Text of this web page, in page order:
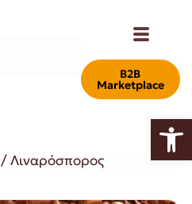
Β2Β
Marketplace
/ Λιναρόσπορος